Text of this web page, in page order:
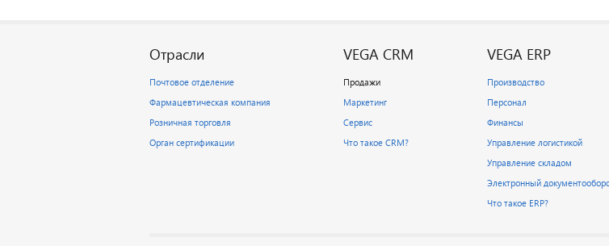
Отрасли
Почтовое отделение
Фармацевтическая компания
Розничная торговля
Орган сертификации
VEGA CRM
Продажи
Маркетинг
Сервис
Что такое CRM?
VEGA ERP
Производство
Персонал
Финансы
Управление логистикой
Управление складом
Электронный
Что такое ERP?